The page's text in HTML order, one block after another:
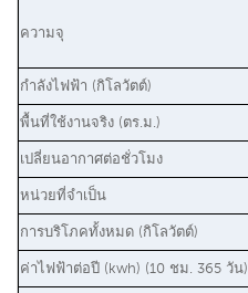
ความจุ
กำลังไฟฟ้า (กิโลวัตต์)
พื้นที่ใช้งานจริง (ตร.ม.)
เปลี่ยนอากาศต่อชั่วโมง
หน่วยที่จำเป็น
การบริโภคทั้งหมด (กิโลวัตต์)
ค่าไฟฟ้าต่อปี (kwh) (10 ชม. 365 วัน)